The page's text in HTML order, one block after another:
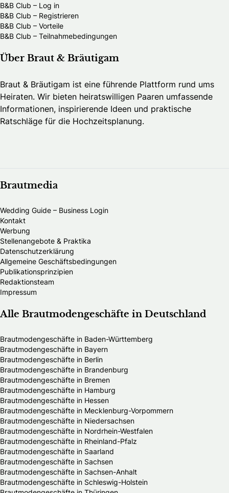
B&B Club – Log in
B&B Club – Registrieren
B&B Club – Vorteile
B&B Club – Teilnahmebedingungen
Über Braut & Bräutigam
Braut & Bräutigam ist eine führende Plattform rund ums
Heiraten. Wir bieten heiratswilligen Paaren umfassende
Informationen, inspirierende Ideen und praktische
Ratschläge für die Hochzeitsplanung.
Brautmedia
Wedding Guide – Business Login
Kontakt
Werbung
Stellenangebote & Praktika
Datenschutzerklärung
Allgemeine Geschäftsbedingungen
Publikationsprinzipien
Redaktionsteam
Impressum
Alle Brautmodengeschäfte in Deutschland
Brautmodengeschäfte in Baden-Württemberg
Brautmodengeschäfte in Bayern
Brautmodengeschäfte in Berlin
Brautmodengeschäfte in Brandenburg
Brautmodengeschäfte in Bremen
Brautmodengeschäfte in Hamburg
Brautmodengeschäfte in Hessen
Brautmodengeschäfte in Mecklenburg-Vorpommern
Brautmodengeschäfte in Niedersachsen
Brautmodengeschäfte in Nordrhein-Westfalen
Brautmodengeschäfte in Rheinland-Pfalz
Brautmodengeschäfte in Saarland
Brautmodengeschäfte in Sachsen
Brautmodengeschäfte in Sachsen-Anhalt
Brautmodengeschäfte in Schleswig-Holstein